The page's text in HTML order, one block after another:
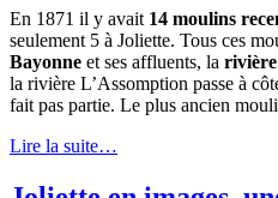
En 1871 il y avait 14 moulins
seulement 5 à Joliette. Tous ces
Bayonne et ses affluents, la
la rivière L’Assomption passe à
fait pas partie. Le plus ancien
Lire la suite…